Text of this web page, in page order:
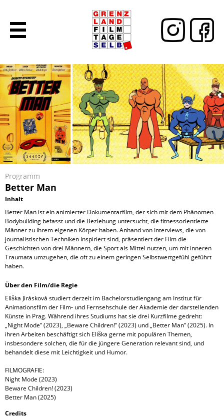
Programm
Better Man
Inhalt
Better Man ist ein animierter Dokumentarfilm, der sich mit dem Phänomen
Bodybuilding befasst und die Beziehung untersucht, die fitnessorientierte
Männer zu ihrem eigenen Körper haben. Anhand von Interviews, die von
journalistischen Techniken inspiriert sind, präsentiert der Film die
Geschichten von drei Männern, die Sport als Mittel nutzen, um mit inneren
Traumata umzugehen, die oft zu einem geringen Selbstwertgefühl geführt
haben.
Über den Film/die Regie
Eliška Jirásková studiert derzeit im Bachelorstudiengang am Institut für
Animationsfilm der Film- und Fernsehschule der Akademie der darstellenden
Künste in Prag. Während ihres Studiums hat sie drei Kurzfilme gedreht:
„Night Mode“ (2023), „Beware Children!“ (2023) und „Better Man“ (2025). In
ihren Arbeiten beschäftigt sich Eliška gerne mit populären Themen,
insbesondere solchen, die für die jüngere Generation relevant sind, und
behandelt diese mit Leichtigkeit und Humor.
FILMOGRAFIE:
Night Mode (2023)
Beware Children! (2023)
Better Man (2025)
Credits